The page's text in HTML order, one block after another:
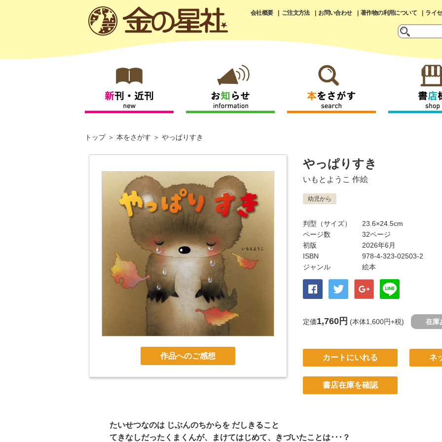
会社概要 ご注文方法 お問い合わせ 著作物の利用について ライ
トップ 本をさがす やっぱりすき
作品へのご感想
やっぱりすき
いもとようこ 作絵
幼児から
判型（サイズ）
23.6×24.5cm
ページ数
32ページ
初版
2026年6月
ISBN
978-4-323-02503-2
ジャンル
絵本
定価1,760円 (本体1,600円+税) 在庫
カートにいれる ネ
書店在庫を確認
たいせつなのは じぶんのちからを だしきること
てきなしだったくまくんが、まけてはじめて、きづいたことは･･･？